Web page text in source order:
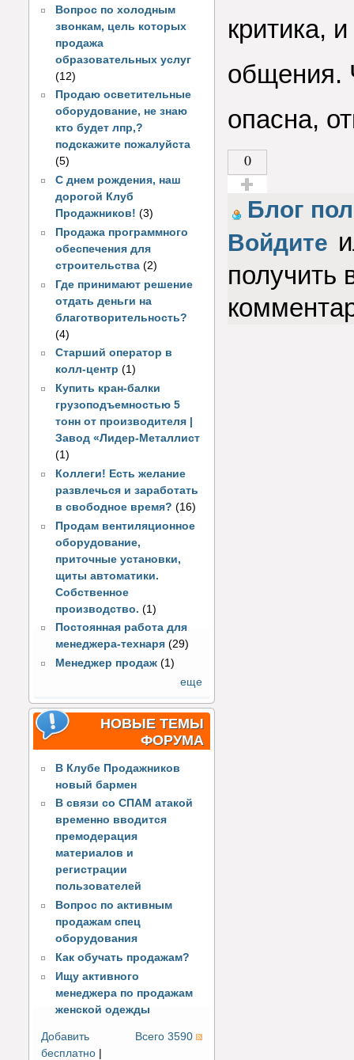
Вопрос по холодным
звонкам, цель которых
продажа
образовательных услуг
(12)
Продаю осветительные
оборудование, не знаю
кто будет лпр,?
подскажите пожалуйста
(5)
С днем рождения, наш
дорогой Клуб
Продажников! (3)
Продажа программного
обеспечения для
строительства (2)
Где принимают решение
отдать деньги на
благотворительность?
(4)
Старший оператор в
колл-центр (1)
Купить кран-балки
грузоподъемностью 5
тонн от производителя |
Завод «Лидер-Металлист
(1)
Коллеги! Есть желание
развлечься и заработать
в свободное время? (16)
Продам вентиляционное
оборудование,
приточные установки,
щиты автоматики.
Собственное
производство. (1)
Постоянная работа для
менеджера-технаря (29)
Менеджер продаж (1)
еще
НОВЫЕ ТЕМЫ
ФОРУМА
В Клубе Продажников
новый бармен
В связи со СПАМ атакой
временно вводится
премодерация
материалов и
регистрации
пользователей
Вопрос по активным
продажам спец
оборудования
Как обучать продажам?
Ищу активного
менеджера по продажам
женской одежды
Всего 3590
Добавить
бесплатно |
критика,
общения.
опасна,
0
Голос за!
Блог
Войдите
получить